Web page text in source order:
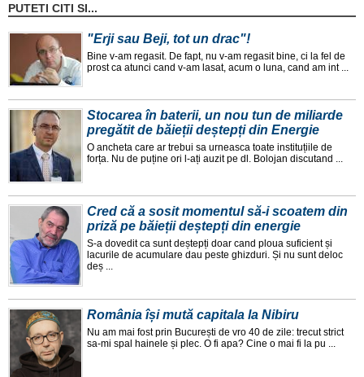
PUTETI CITI SI...
"Erji sau Beji, tot un drac"!
Bine v-am regasit. De fapt, nu v-am regasit bine, ci la fel de
prost ca atunci cand v-am lasat, acum o luna, cand am int ...
Stocarea în baterii, un nou tun de miliarde
pregătit de băieții deștepți din Energie
O ancheta care ar trebui sa urneasca toate instituțiile de
forța. Nu de puține ori l-ați auzit pe dl. Bolojan discutand ...
Cred că a sosit momentul să-i scoatem din
priză pe băieții deștepți din energie
S-a dovedit ca sunt deștepți doar cand ploua suficient și
lacurile de acumulare dau peste ghizduri. Și nu sunt deloc
deș ...
România își mută capitala la Nibiru
Nu am mai fost prin București de vro 40 de zile: trecut strict
sa-mi spal hainele și plec. O fi apa? Cine o mai fi la pu ...